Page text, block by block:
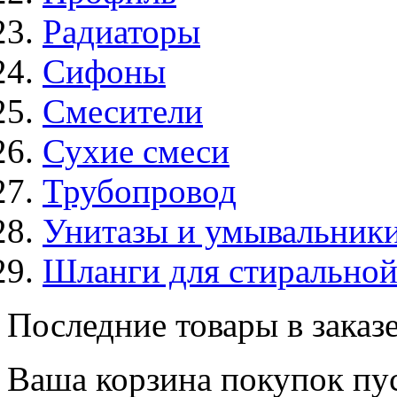
Радиаторы
Сифоны
Смесители
Сухие смеси
Трубопровод
Унитазы и
Шланги для
Последние товары в
Ваша корзина покупок